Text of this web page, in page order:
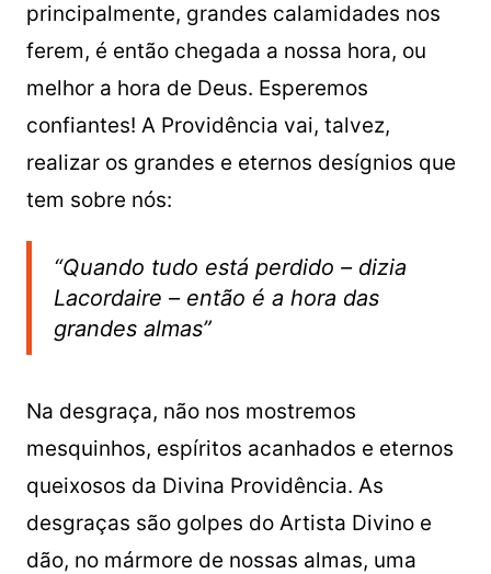
principalmente, grandes calamidades nos
ferem, é então chegada a nossa hora, ou
melhor a hora de Deus. Esperemos
confiantes! A Providência vai, talvez,
realizar os grandes e eternos desígnios que
tem sobre nós:
“Quando tudo está perdido – dizia
Lacordaire – então é a hora das
grandes almas”
Na desgraça, não nos mostremos
mesquinhos, espíritos acanhados e eternos
queixosos da Divina Providência. As
desgraças são golpes do Artista Divino e
dão, no mármore de nossas almas, uma